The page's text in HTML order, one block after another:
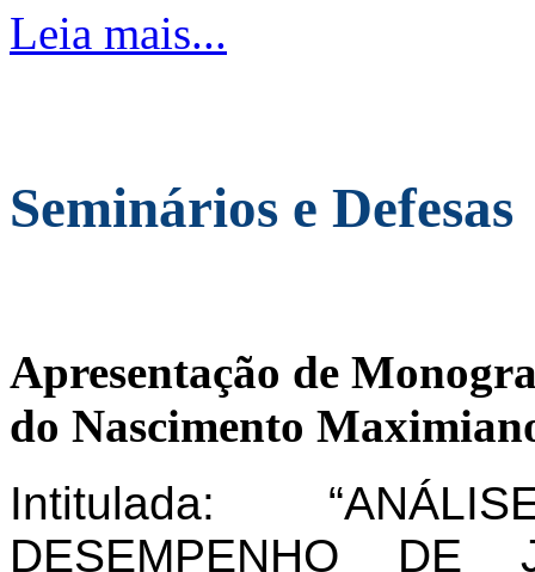
Leia mais...
Seminários e Defesas
Apresentação de
do Nascimento
Intitulada:
DESEMPENHO DE